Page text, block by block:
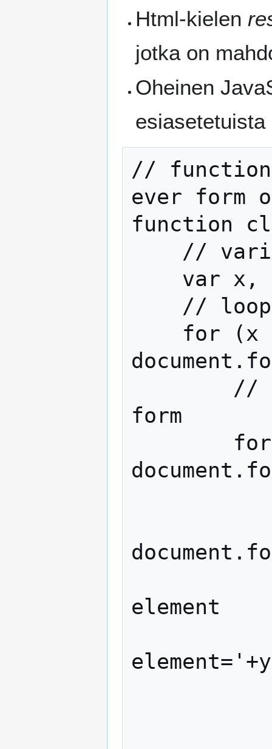
Html-kielen
jotka on
Oheinen
//
ever form
function
form
element